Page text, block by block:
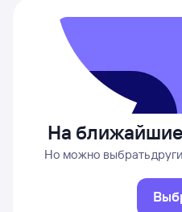
На
Но можно выбрать